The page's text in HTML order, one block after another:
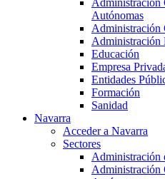
Administración
Autónomas
Administración
Administración
Educación
Empresa
Entidades
Formación
Sanidad
Navarra
Acceder a Navarra
Sectores
Administración
Administración